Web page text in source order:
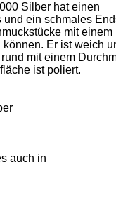
Silber hat einen
und ein schmales
mit einem
Er ist weich
mit einem
ist poliert.
auch in